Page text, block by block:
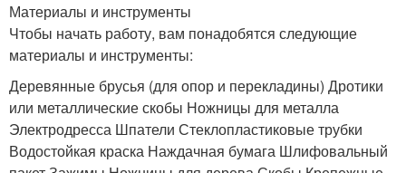
Материалы и инструменты
Чтобы начать работу, вам понадобятся следующие
материалы и инструменты:
Деревянные брусья (для опор и перекладины) Дротики
или металлические скобы Ножницы для металла
Электродресса Шпатели Стеклопластиковые трубки
Водостойкая краска Наждачная бумага Шлифовальный